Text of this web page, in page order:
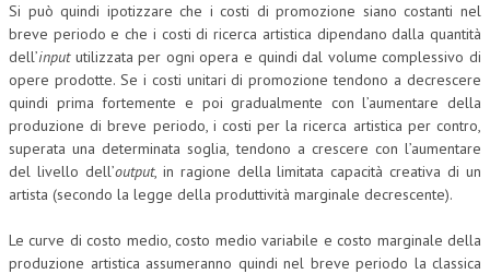
Si può quindi ipotizzare che i costi di promozione siano costanti nel
breve periodo e che i costi di ricerca artistica dipendano dalla quantità
dell’inpututilizzata per ogni opera e quindi dal volume complessivo di
opere prodotte. Se i costi unitari di promozione tendono a decrescere
quindi prima fortemente e poi gradualmente con l’aumentare della
produzione di breve periodo, i costi per la ricerca artistica per contro,
superata una determinata soglia, tendono a crescere con l’aumentare
del livello dell’output, in ragione della limitata capacità creativa di un
artista (secondo la legge della produttività marginale decrescente).
Le curve di costo medio, costo medio variabile e costo marginale della
produzione artistica assumeranno quindi nel breve periodo la classica